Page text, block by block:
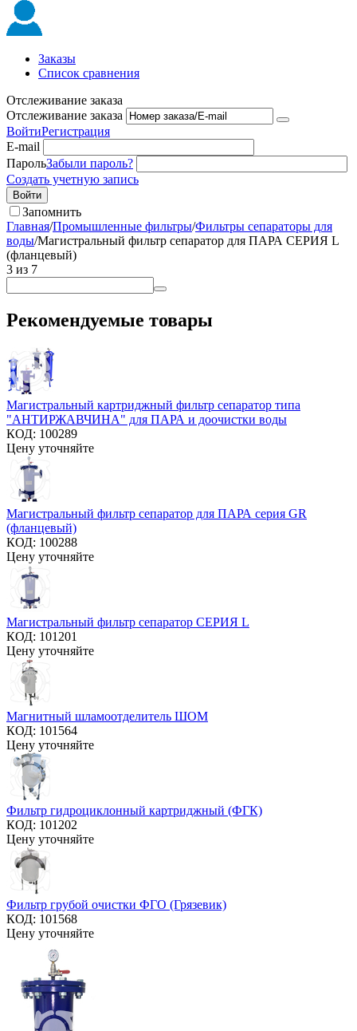
Заказы
Список сравнения
Отслеживание заказа
Отслеживание заказа
ВойтиРегистрация
E-mail
ПарольЗабыли пароль?
Создать учетную запись
Войти
Запомнить
Главная/Промышленные фильтры/Фильтры сепараторы для
воды/Магистральный фильтр сепаратор для ПАРА СЕРИЯ L
(фланцевый)
3 из 7
Рекомендуемые товары
Магистральный картриджный фильтр сепаратор типа
"АНТИРЖАВЧИНА" для ПАРА и доочистки воды
КОД: 100289
Цену уточняйте
Магистральный фильтр сепаратор для ПАРА серия GR
(фланцевый)
КОД: 100288
Цену уточняйте
Магистральный фильтр сепаратор СЕРИЯ L
КОД: 101201
Цену уточняйте
Магнитный шламоотделитель ШОМ
КОД: 101564
Цену уточняйте
Фильтр гидроциклонный картриджный (ФГК)
КОД: 101202
Цену уточняйте
Фильтр грубой очистки ФГО (Грязевик)
КОД: 101568
Цену уточняйте